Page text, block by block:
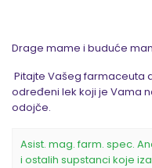
Drage mame i buduće
Pitajte Vašeg farmaceuta
određeni lek koji je Vama
odojče.
Asist. mag. farm. spec.
i ostalih supstanci koje